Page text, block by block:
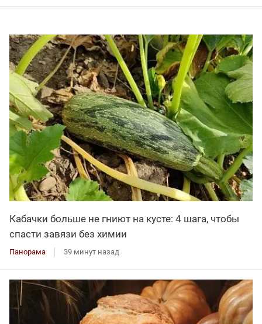
Кабачки больше не гниют на кусте: 4 шага, чтобы
спасти завязи без химии
Панорама 39 минут назад